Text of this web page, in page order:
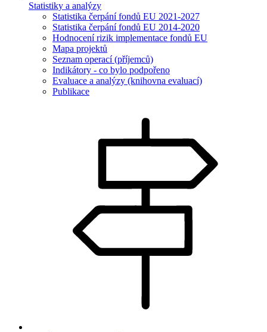
Statistiky a analýzy
Statistika čerpání fondů EU 2021-2027
Statistika čerpání fondů EU 2014-2020
Hodnocení rizik implementace fondů EU
Mapa projektů
Seznam operací (příjemců)
Indikátory - co bylo podpořeno
Evaluace a analýzy (knihovna evaluací)
Publikace